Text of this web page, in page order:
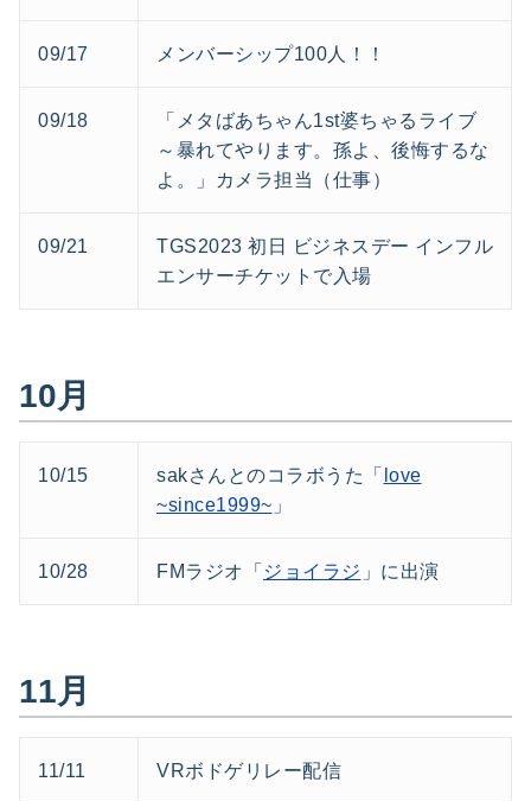
09/17 メンバーシップ100人！！
09/18
「メタばあちゃん1st婆ちゃるライブ
～暴れてやります。孫よ、後悔するな
よ。」カメラ担当（仕事）
09/21
TGS2023 初日 ビジネスデー インフル
エンサーチケットで入場
10月
10/15 sakさんとのコラボうた「
love
~since1999~ 」
10/28 FMラジオ「 ジョイラジ 」に出演
11月
11/11 VRボドゲリレー配信